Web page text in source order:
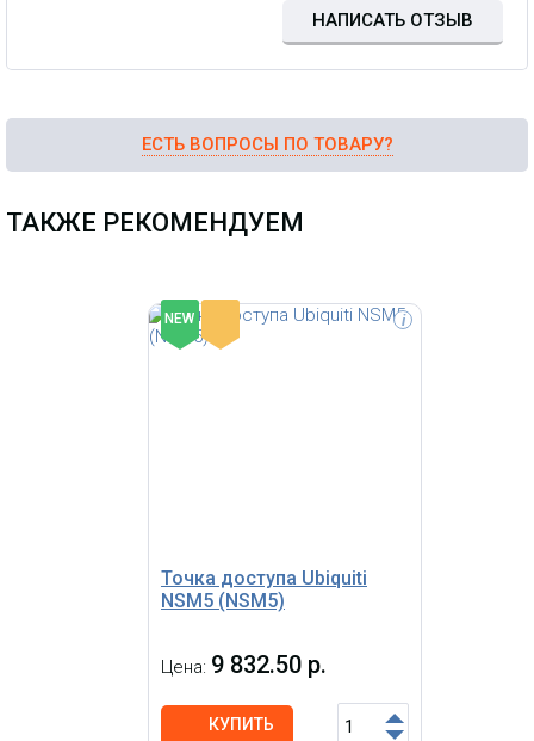
НАПИСАТЬ ОТЗЫВ
ЕСТЬ ВОПРОСЫ ПО ТОВАРУ?
ТАКЖЕ РЕКОМЕНДУЕМ
NEW
Точка доступа Ubiquiti
NSM5 (NSM5)
Цена: 9 832.50 р.
КУПИТЬ
i
потребление: около 8 Вт Корпус:
для наружного монтажа, УФ-
стабилизированный пластик,